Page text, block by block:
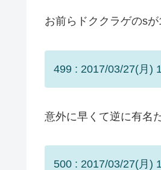
お前らドククラゲのs
499 : 2017/03/27(月)
意外に早くて逆に有名
500 : 2017/03/27(月)